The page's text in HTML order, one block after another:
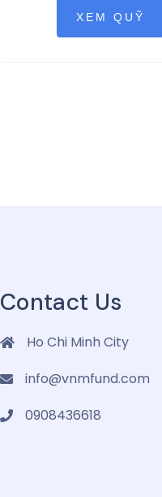
XEM QUỸ
Contact Us
Ho Chi Minh City
info@vnmfund.com
0908436618